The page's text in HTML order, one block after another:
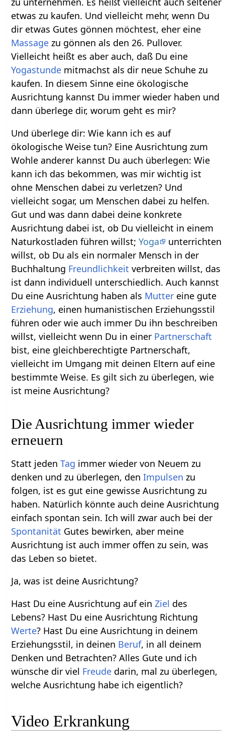
etwas zu kaufen. Und vielleicht mehr, wenn Du
dir etwas Gutes gönnen möchtest, eher eine
Massage zu gönnen als den 26. Pullover.
Vielleicht heißt es aber auch, daß Du eine
Yogastunde mitmachst als dir neue Schuhe zu
kaufen. In diesem Sinne eine ökologische
Ausrichtung kannst Du immer wieder haben und
dann überlege dir, worum geht es mir?
Und überlege dir: Wie kann ich es auf
ökologische Weise tun? Eine Ausrichtung zum
Wohle anderer kannst Du auch überlegen: Wie
kann ich das bekommen, was mir wichtig ist
ohne Menschen dabei zu verletzen? Und
vielleicht sogar, um Menschen dabei zu helfen.
Gut und was dann dabei deine konkrete
Ausrichtung dabei ist, ob Du vielleicht in einem
Naturkostladen führen willst;Yoga
unterrichten
willst, ob Du als ein normaler Mensch in der
Buchhaltung Freundlichkeit verbreiten willst, das
ist dann individuell unterschiedlich. Auch kannst
Du eine Ausrichtung haben als Mutter eine gute
Erziehung, einen humanistischen Erziehungsstil
führen oder wie auch immer Du ihn beschreiben
willst, vielleicht wenn Du in einer Partnerschaft
bist, eine gleichberechtigte Partnerschaft,
vielleicht im Umgang mit deinen Eltern auf eine
bestimmte Weise. Es gilt sich zu überlegen, wie
ist meine Ausrichtung?
Die Ausrichtung immer wieder
erneuern
Statt jedenTag immer wieder von Neuem zu
denken und zu überlegen, denImpulsen zu
folgen, ist es gut eine gewisse Ausrichtung zu
haben. Natürlich könnte auch deine Ausrichtung
einfach spontan sein. Ich will zwar auch bei der
Spontanität Gutes bewirken, aber meine
Ausrichtung ist auch immer offen zu sein, was
das Leben so bietet.
Ja, was ist deine Ausrichtung?
Hast Du eine Ausrichtung auf einZiel des
Lebens? Hast Du eine Ausrichtung Richtung
Werte? Hast Du eine Ausrichtung in deinem
Erziehungsstil, in deinen Beruf, in all deinem
Denken und Betrachten? Alles Gute und ich
wünsche dir viel Freude darin, mal zu überlegen,
welche Ausrichtung habe ich eigentlich?
Video Erkrankung